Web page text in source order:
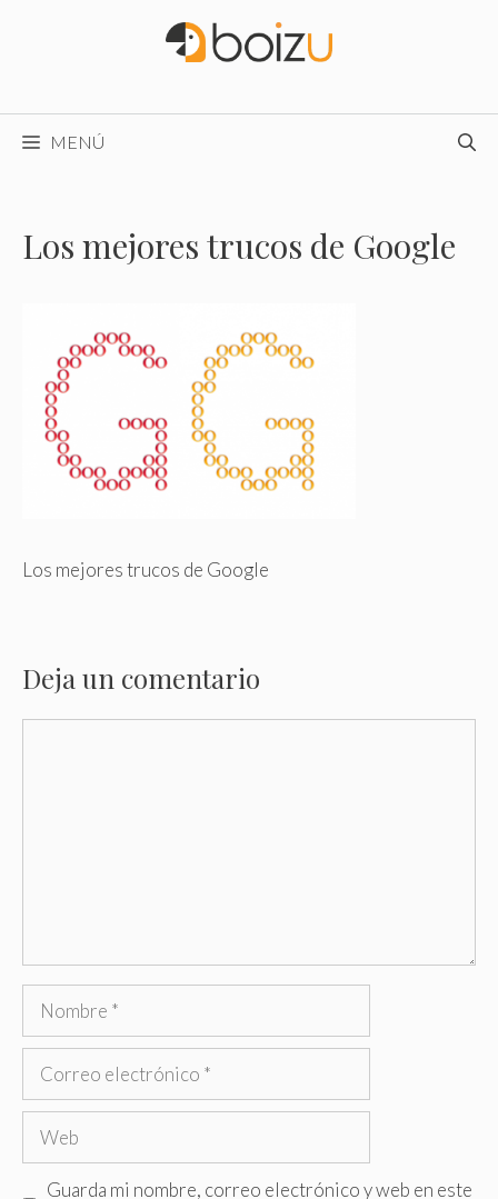
MENÚ
Los mejores trucos de Google
Los mejores trucos de Google
Deja un comentario
Nombre
Correo
Web
Guarda mi nombre, correo electrónico y web en este